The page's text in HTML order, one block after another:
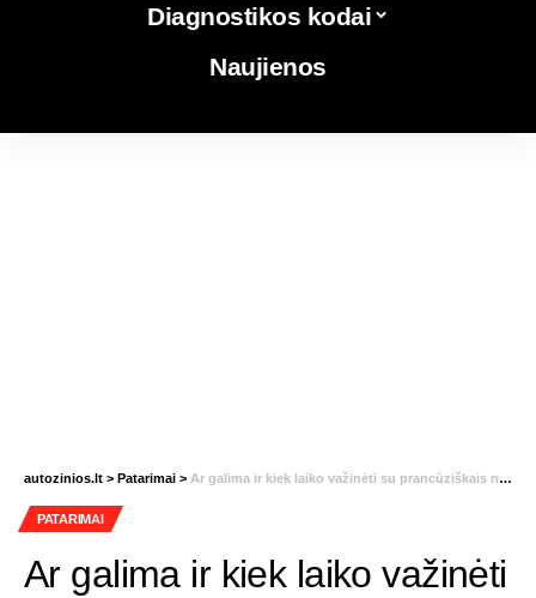
Diagnostikos kodai
Naujienos
autozinios.lt > Patarimai > Ar galima ir kiek laiko važinėti su prancūziškais numeriais?
PATARIMAI
Ar galima ir kiek laiko važinėti